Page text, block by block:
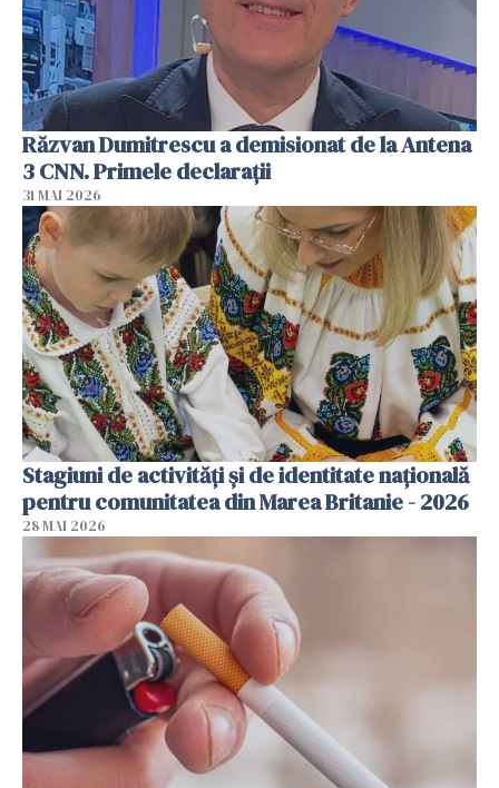
Răzvan Dumitrescu a demisionat de la Antena
3 CNN. Primele declarații
31 MAI 2026
Stagiuni de activități și de identitate națională
pentru comunitatea din Marea Britanie - 2026
28 MAI 2026